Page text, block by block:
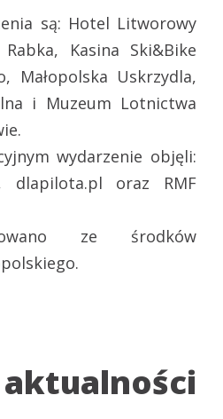
są: Hotel Litworowy
Kasina Ski&Bike
Małopolska Uskrzydla,
i Muzeum Lotnictwa
wydarzenie objęli:
dlapilota.pl oraz RMF
ze środków